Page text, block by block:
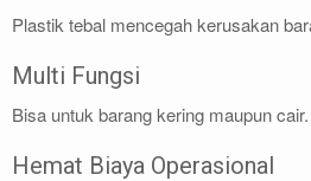
Plastik tebal mencegah kerusakan
Multi Fungsi
Bisa untuk barang kering maupun cair.
Hemat Biaya Operasional